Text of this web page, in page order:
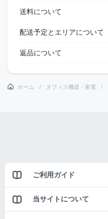
送料について
配送予定とエリアについて
返品について
ホーム オフィス機器・家電
ご利用ガイド
当サイトについて